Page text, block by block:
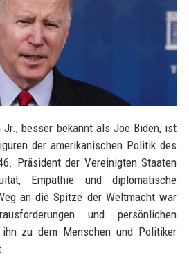
Jr., besser bekannt als Joe Biden, ist
der amerikanischen Politik des
Präsident der Vereinigten Staaten
Empathie und diplomatische
an die Spitze der Weltmacht war
und persönlichen
ihn zu dem Menschen und Politiker